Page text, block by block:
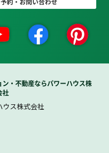
・不動産ならパワーハウス株
社
ス株式会社